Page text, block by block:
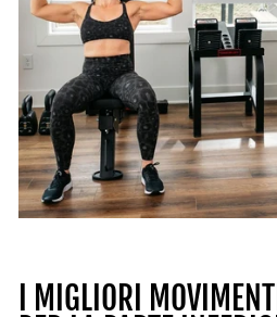
I MIGLIORI